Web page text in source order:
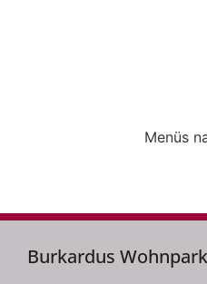
Menüs
Burkardus Wohnpark